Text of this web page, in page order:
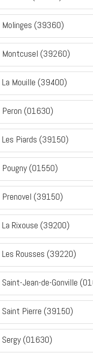
Molinges (39360)
Montcusel (39260)
La Mouille (39400)
Peron (01630)
Les Piards (39150)
Pougny (01550)
Prenovel (39150)
La Rixouse (39200)
Les Rousses (39220)
Saint-Jean-de-Gonville
Saint Pierre (39150)
Sergy (01630)